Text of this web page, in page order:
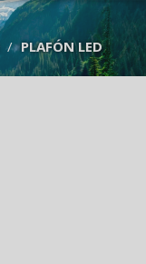
PLAFÓN LED